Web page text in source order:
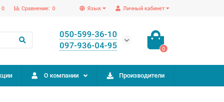
Личный кабинет
Язык
Сравнение: 0
0
050-599-36-10
097-936-04-95
0
О компании Производители